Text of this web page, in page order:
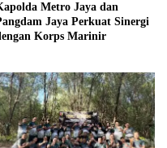
Metro Jaya dan
Jaya Perkuat Sinergi
Korps Marinir